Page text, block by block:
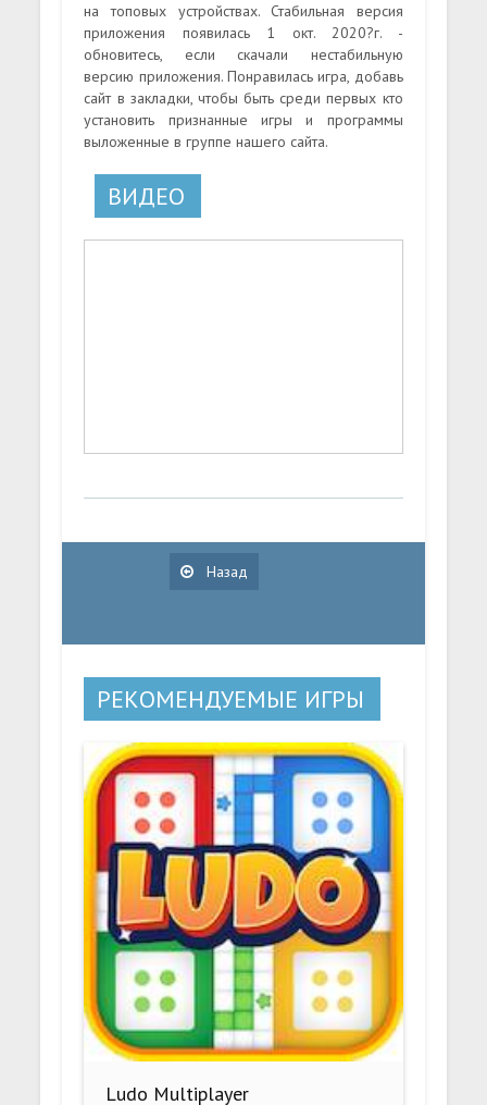
на топовых устройствах. Стабильная версия
приложения появилась 1 окт. 2020?г. -
обновитесь, если скачали нестабильную
версию приложения. Понравилась игра, добавь
сайт в закладки, чтобы быть среди первых кто
установить признанные игры и программы
выложенные в группе нашего сайта.
ВИДЕО
Назад
РЕКОМЕНДУЕМЫЕ ИГРЫ
Ludo Multiplayer